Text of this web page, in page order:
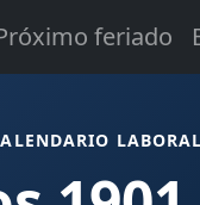
feriado
LABORAL